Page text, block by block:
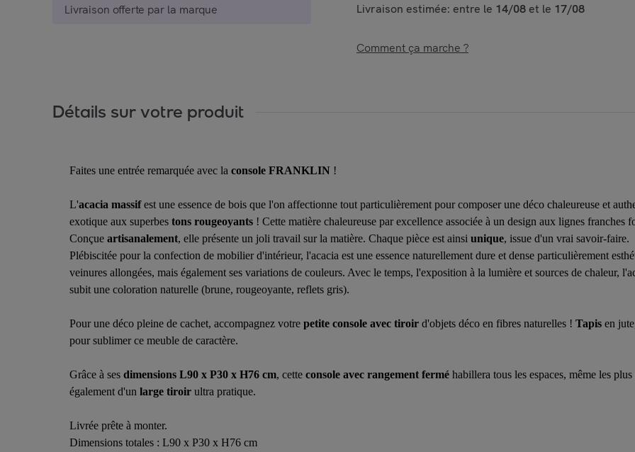
Livraison offerte par la marque Livraison estimée: entre le 14/08 et le 17/08
Comment ça marche ?
Détails sur votre produit
Faites une entrée remarquée avec la console FRANKLIN !
L'acacia massifest une essence de bois que l'on affectionne tout particulièrement pour composer une déco chaleureuse et
exotique aux superbes tons rougeoyants ! Cette matière chaleureuse par excellence associée à un design aux lignes franches
Conçue artisanalement, elle présente un joli travail sur la matière. Chaque pièce est ainsi unique, issue d'un vrai savoir-faire.
Plébiscitée pour la confection de mobilier d'intérieur, l'acacia est une essence naturellement dure et dense particulièrement
veinures allongées, mais également ses variations de couleurs. Avec le temps, l'exposition à la lumière et sources de chaleur,
subit une coloration naturelle (brune, rougeoyante, reflets gris).
Pour une déco pleine de cachet, accompagnez votre petite console avec tiroir d'objets déco en fibres naturelles ! Tapis en
pour sublimer ce meuble de caractère.
Grâce à ses dimensions L90 x P30 x H76 cm, cette console avec rangement fermé habillera tous les espaces, même les
également d'un large tiroir ultra pratique.
Livrée prête à monter.
Dimensions totales : L90 x P30 x H76 cm